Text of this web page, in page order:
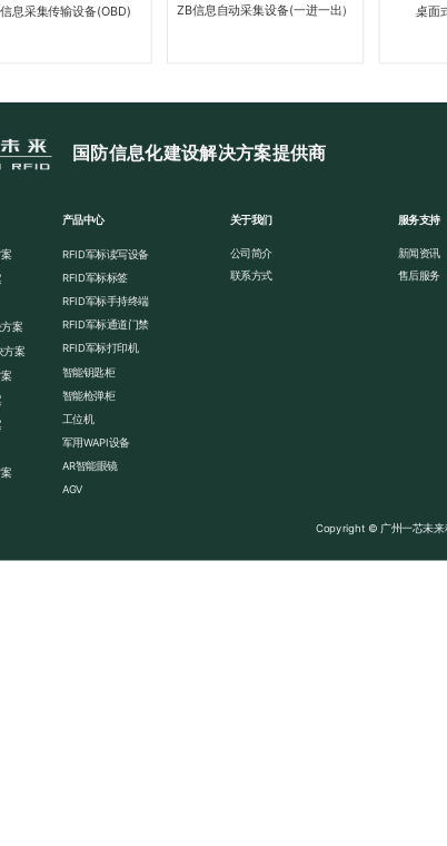
集传输设备(OBD) ZB信息自动采集设备(一进一出）
桌面式
国防信息化建设解决方案提供商
案
方案
产品中心
RFID军标读写设备
RFID军标标签
RFID军标手持终端
RFID军标通道门禁
RFID军标打印机
智能钥匙柜
智能枪弹柜
工位机
军用WAPI设备
AR智能眼镜
AGV
关于我们
公司简介
联系方式
服务支持
新闻资讯
售后服务
Copyright © 广州一芯未